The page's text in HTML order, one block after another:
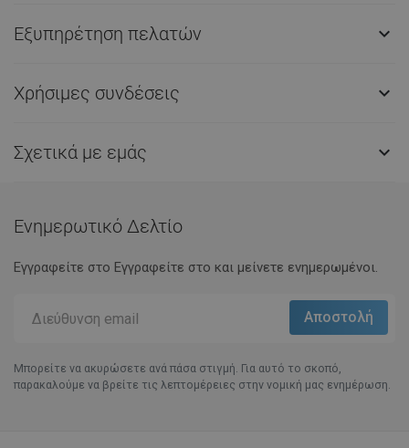
Εξυπηρέτηση πελατών 
Χρήσιμες συνδέσεις 
Σχετικά με εμάς 
Ενημερωτικό Δελτίο
Εγγραφείτε στο Eγγραφείτε στο και μείνετε ενημερωμένοι.
Μπορείτε να ακυρώσετε ανά πάσα στιγμή. Για αυτό το σκοπό,
παρακαλούμε να βρείτε τις λεπτομέρειες στην νομική μας ενημέρωση.